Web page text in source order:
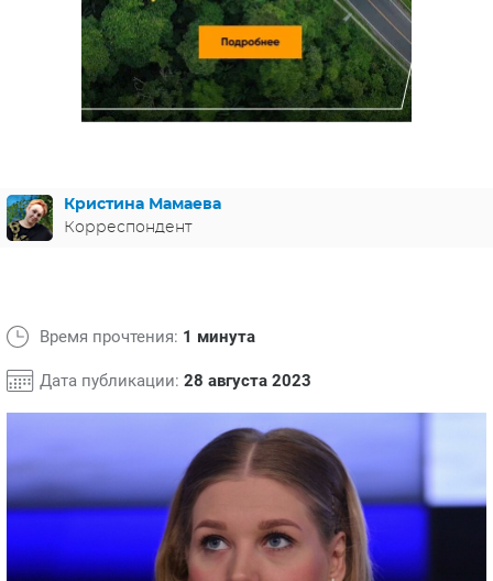
МЕЛОДРАМЫ
ИСПАНИЯ
ГЕРМАНИЯ
СВЕТСКИЕ НОВОСТИ
СПОЙЛЕРЫ ИЗ СЕРИАЛОВ
Кристина Мамаева
Корреспондент
Время прочтения: 1 минута
Дата публикации: 28 августа 2023